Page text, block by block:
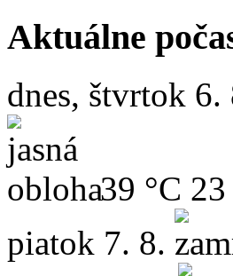
Aktuálne
dnes, štvrtok 6.
39 °C 23
piatok 7. 8.